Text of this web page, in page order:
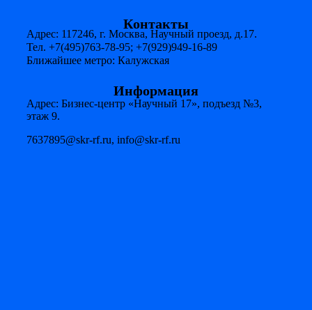
Контакты
Адрес: 117246, г. Москва, Научный проезд, д.17.
Тел. +7(495)763-78-95; +7(929)949-16-89
Ближайшее метро: Калужская
Информация
Адрес: Бизнес-центр «Научный 17», подъезд №3,
этаж 9.
7637895@skr-rf.ru, info@skr-rf.ru